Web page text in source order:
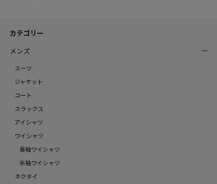
カテゴリー
メンズ
スーツ
ジャケット
コート
スラックス
アイシャツ
ワイシャツ
長袖ワイシャツ
半袖ワイシャツ
ネクタイ